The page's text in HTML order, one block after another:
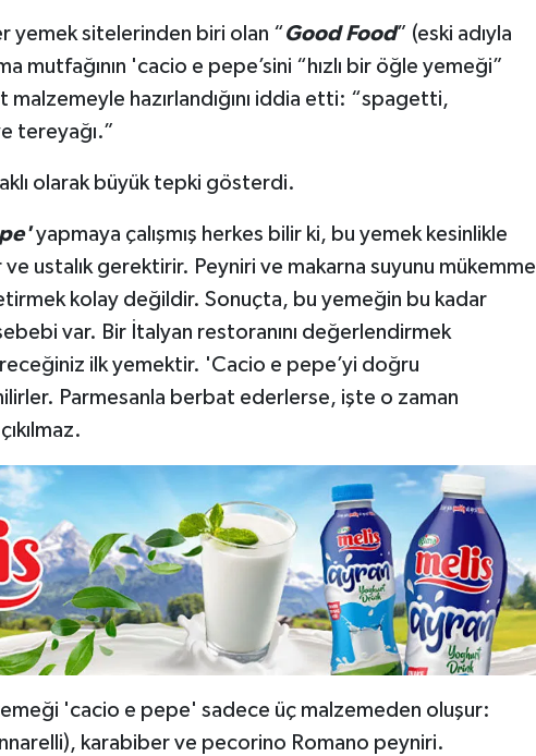
yemek sitelerinden biri olan “ Good Food” (eski adıyla
mutfağının 'cacio e pepe’sini “hızlı bir öğle yemeği”
hazırlandığını iddia etti: “spagetti,
tereyağı.”
olarak büyük tepki gösterdi.
yapmaya çalışmış herkes bilir ki, bu yemek kesinlikle
ve ustalık gerektirir. Peyniri ve makarna suyunu mükemmel
kolay değildir. Sonuçta, bu yemeğin bu kadar
var. Bir İtalyan restoranını değerlendirmek
ilk yemektir. 'Cacio e pepe’yi doğru
Parmesanla berbat ederlerse, işte o zaman
'cacio e pepe' sadece üç malzemeden oluşur:
karabiber ve pecorino Romano peyniri.